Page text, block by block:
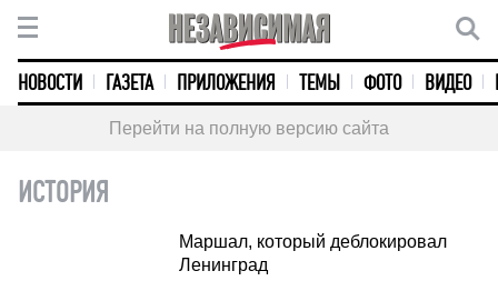
НОВОСТИ ГАЗЕТА ПРИЛОЖЕНИЯ ТЕМЫ ФОТО ВИДЕО
Перейти на полную версию сайта
ИСТОРИЯ
Маршал, который деблокировал
Ленинград